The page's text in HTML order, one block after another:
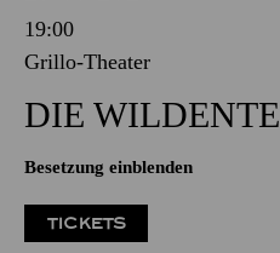
19:00
Grillo-Theater
DIE WILDENTE
Besetzung einblenden
TICKETS